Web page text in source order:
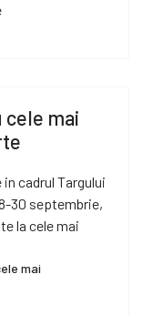
cele mai
cadrul Targului
30 septembrie,
la cele mai
mai